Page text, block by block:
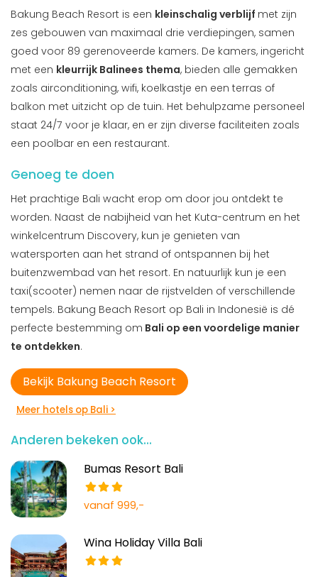
Bakung Beach Resort is een kleinschalig verblijf met zijn
zes gebouwen van maximaal drie verdiepingen, samen
goed voor 89 gerenoveerde kamers. De kamers, ingericht
met een kleurrijk Balinees thema, bieden alle gemakken
zoals airconditioning, wifi, koelkastje en een terras of
balkon met uitzicht op de tuin. Het behulpzame personeel
staat 24/7 voor je klaar, en er zijn diverse faciliteiten zoals
een poolbar en een restaurant.
Genoeg te doen
Het prachtige Bali wacht erop om door jou ontdekt te
worden. Naast de nabijheid van het Kuta-centrum en het
winkelcentrum Discovery, kun je genieten van
watersporten aan het strand of ontspannen bij het
buitenzwembad van het resort. En natuurlijk kun je een
taxi(scooter) nemen naar de rijstvelden of verschillende
tempels. Bakung Beach Resort op Bali in Indonesië is dé
perfecte bestemming om Bali op een voordelige manier
te ontdekken.
Bekijk Bakung Beach Resort
Meer hotels op Bali >
Anderen bekeken ook...
Bumas Resort Bali
vanaf 999,-
Wina Holiday Villa Bali